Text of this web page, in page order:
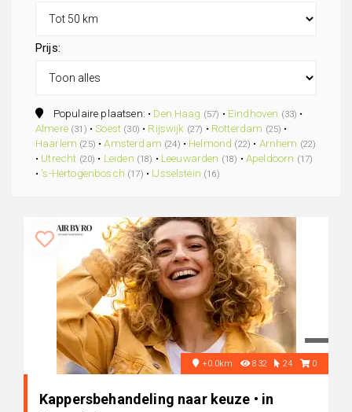
Prijs:
Populaire plaatsen: • Den Haag (57) • Eindhoven (33) •
Almere (31) •Soest (30) • Rijswijk (27) • Rotterdam (25) •
Haarlem (25) •Amsterdam (24) • Helmond (22) • Arnhem (22)
• Utrecht (20) • Leiden (18) • Leeuwarden (18) • Apeldoorn (17)
• 's-Hertogenbosch (17) • IJsselstein (16)
+0.0km 832 24 0
Kappersbehandeling naar keuze • in